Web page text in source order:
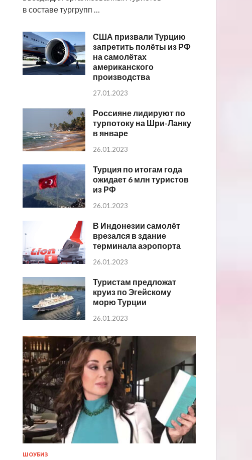
в составе тургрупп …
США призвали Турцию
запретить полёты из РФ
на самолётах
американского
производства
27.01.2023
Россияне лидируют по
турпотоку на Шри-Ланку
в январе
26.01.2023
Турция по итогам года
ожидает 6 млн туристов
из РФ
26.01.2023
В Индонезии самолёт
врезался в здание
терминала аэропорта
26.01.2023
Туристам предложат
круиз по Эгейскому
морю Турции
26.01.2023
ШОУБИЗ